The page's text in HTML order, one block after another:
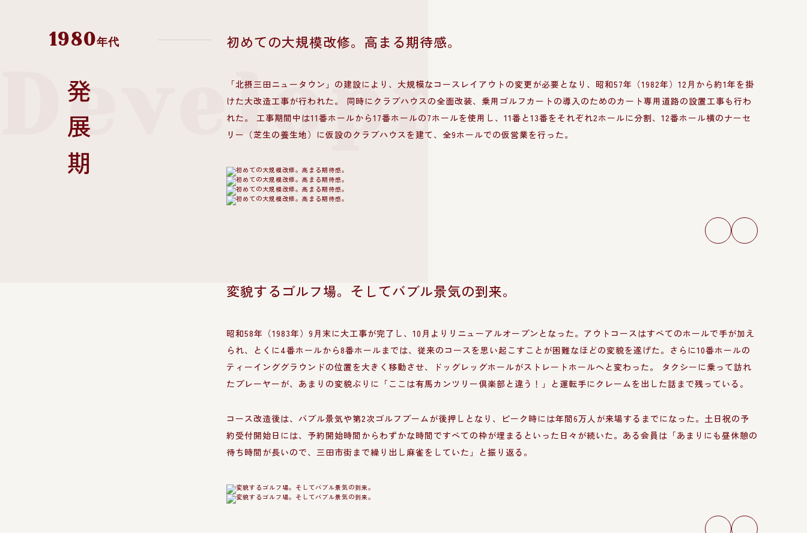
1980年代
発展期
初めての大規模改修。高まる期待感。
「北摂三田ニュータウン」の建設により、大規模なコースレイアウトの変更が必要となり、昭和57年（1982年）12月から約1年を掛
けた大改造工事が行われた。 同時にクラブハウスの全面改装、乗用ゴルフカートの導入のためのカート専用道路の設置工事も行わ
れた。 工事期間中は11番ホールから17番ホールの7ホールを使用し、11番と13番をそれぞれ2ホールに分割、12番ホール横のナーセ
リー（芝生の養生地）に仮設のクラブハウスを建て、全9ホールでの仮営業を行った。
変貌するゴルフ場。そしてバブル景気の到来。
昭和58年（1983年）9月末に大工事が完了し、10月よりリニューアルオープンとなった。アウトコースはすべてのホールで手が加え
られ、とくに4番ホールから8番ホールまでは、従来のコースを思い起こすことが困難なほどの変貌を遂げた。さらに10番ホールの
ティーインググラウンドの位置を大きく移動させ、ドッグレッグホールがストレートホールへと変わった。 タクシーに乗って訪れ
たプレーヤーが、あまりの変貌ぶりに「ここは有馬カンツリー倶楽部と違う！」と運転手にクレームを出した話まで残っている。
コース改造後は、バブル景気や第2次ゴルフブームが後押しとなり、ピーク時には年間6万人が来場するまでになった。土日祝の予
約受付開始日には、予約開始時間からわずかな時間ですべての枠が埋まるといった日々が続いた。ある会員は「あまりにも昼休憩の
待ち時間が長いので、三田市街まで繰り出し麻雀をしていた」と振り返る。